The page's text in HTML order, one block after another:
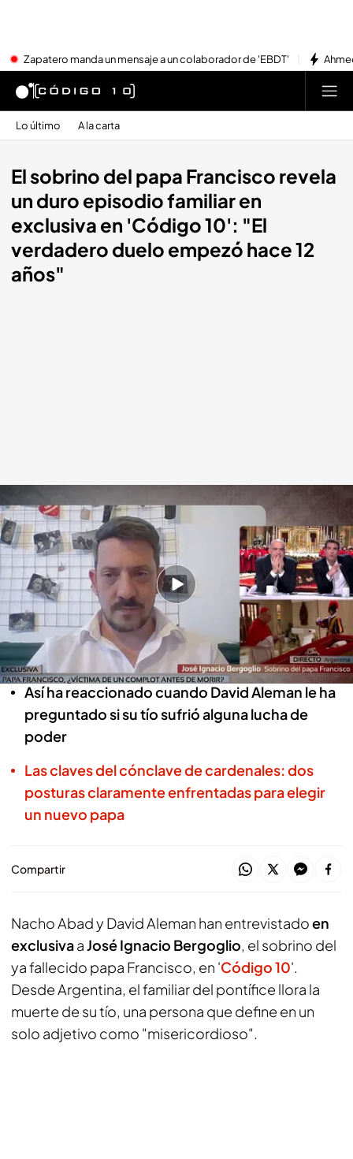
Zapatero manda un mensaje a un colaborador de 'EBDT'
Lo último A la carta
El sobrino del papa Francisco revela
un duro episodio familiar en
exclusiva en 'Código 10': "El
verdadero duelo empezó hace 12
años"
familiar con Bergoglio tras ser nombrado papa
Miguel Salazar
23 ABR 2025 - 01:52h.
José Ignacio Bergoglio, sobrino del ya fallecido
papa Francisco, habla en exclusiva con
'Código 10'
Así ha reaccionado cuando David Aleman le ha
preguntado si su tío sufrió alguna lucha de
poder
Las claves del cónclave de cardenales: dos
posturas claramente enfrentadas para elegir
un nuevo papa
Compartir
Nacho Abad y David Aleman han entrevistadoen
exclusivaaJosé Ignacio Bergoglio, el sobrino del
ya fallecido papa Francisco, en 'Código 10'.
Desde Argentina, el familiar del pontífice llora la
muerte de su tío, una persona que define en un
solo adjetivo como "misericordioso".